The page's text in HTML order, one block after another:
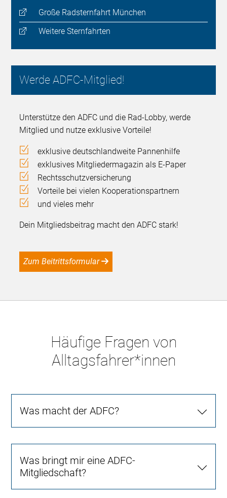
Große Radsternfahrt München
Weitere Sternfahrten
Werde ADFC-Mitglied!
Unterstütze den ADFC und die Rad-Lobby, werde
Mitglied und nutze exklusive Vorteile!
exklusive deutschlandweite Pannenhilfe
exklusives Mitgliedermagazin als E-Paper
Rechtsschutzversicherung
Vorteile bei vielen Kooperationspartnern
und vieles mehr
Dein Mitgliedsbeitrag macht den ADFC stark!
Zum Beitrittsformular
Häufige Fragen von
Alltagsfahrer*innen
Was macht der ADFC?
Was bringt mir eine ADFC-
Mitgliedschaft?